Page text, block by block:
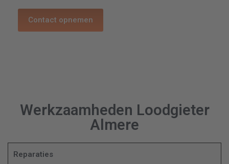
Contact opnemen
Werkzaamheden Loodgieter
Almere
Reparaties